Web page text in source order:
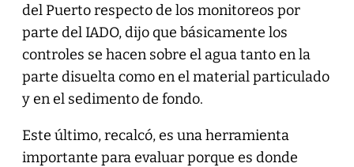
del Puerto respecto de los monitoreos por
parte del IADO, dijo que básicamente los
controles se hacen sobre el agua tanto en la
parte disuelta como en el material particulado
y en el sedimento de fondo.
Este último, recalcó, es una herramienta
importante para evaluar porque es donde